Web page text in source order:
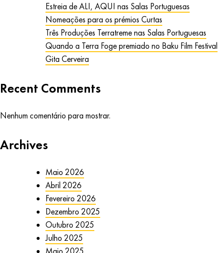
Estreia de ALI, AQUI nas Salas Portuguesas
Nomeações para os prémios Curtas
Três Produções Terratreme nas Salas Portuguesas
Quando a Terra Foge premiado no Baku Film Festival
Gita Cerveira
Recent Comments
Nenhum comentário para mostrar.
Archives
Maio 2026
Abril 2026
Fevereiro 2026
Dezembro 2025
Outubro 2025
Julho 2025